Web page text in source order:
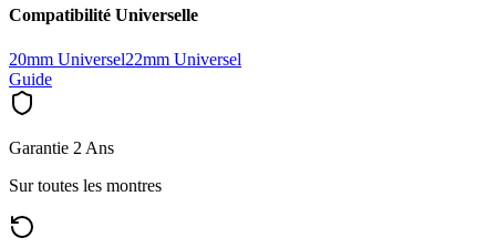
Compatibilité Universelle
20mm Universel22mm Universel
Guide
Garantie 2 Ans
Sur toutes les montres